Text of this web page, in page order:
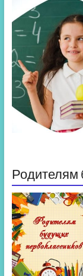
Родителям